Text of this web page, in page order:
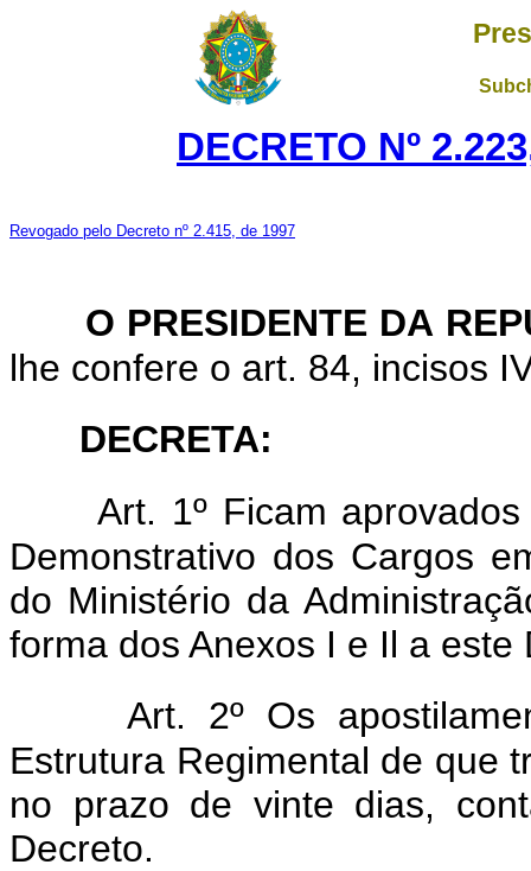
DECRETO Nº
Revogado pelo Decreto nº 2.415, de 1997
O PRESIDENTE DA
lhe confere o art. 84, incisos
DECRETA:
Art. 1º Ficam
Demonstrativo dos Cargos
do Ministério da
forma dos Anexos I e Il a este
Art. 2º Os
Estrutura Regimental de que
no prazo de vinte dias,
Decreto.